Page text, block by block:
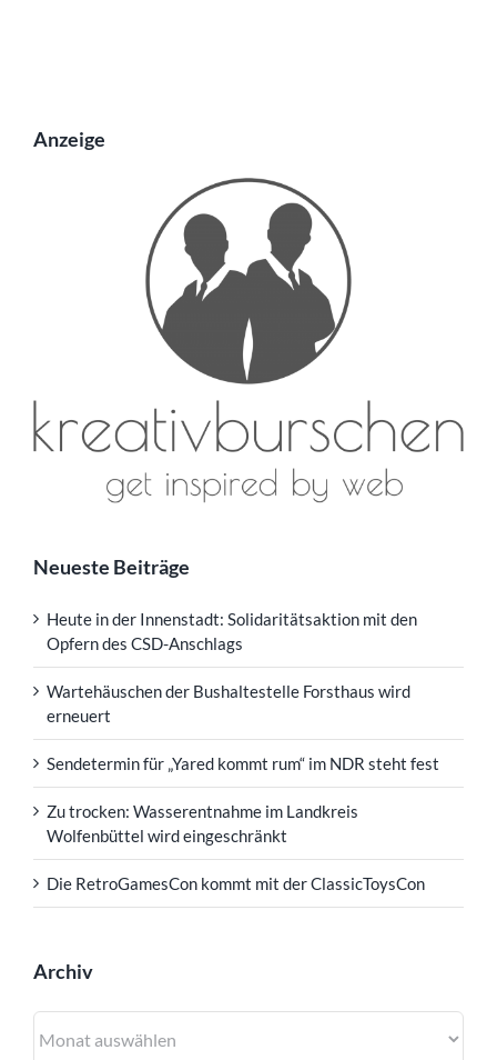
Anzeige
Neueste Beiträge
Heute in der Innenstadt: Solidaritätsaktion mit den
Opfern des CSD-Anschlags
Wartehäuschen der Bushaltestelle Forsthaus wird
erneuert
Sendetermin für „Yared kommt rum“ im NDR steht fest
Zu trocken: Wasserentnahme im Landkreis
Wolfenbüttel wird eingeschränkt
Die RetroGamesCon kommt mit der ClassicToysCon
Archiv